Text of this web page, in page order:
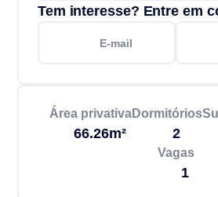
Tem interesse? Entre em
E-mail
Área privativa
66.26m²
Dormitórios
2
Vagas
1